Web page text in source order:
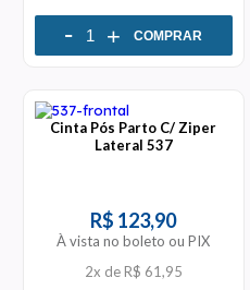
- + COMPRAR
Cinta Pós Parto C/ Ziper
Lateral 537
R$ 123,90
À vista no boleto ou PIX
2x de R$ 61,95